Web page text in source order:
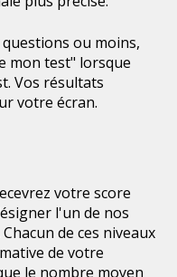
ou moins,
mon test" lorsque
Vos résultats
votre écran.
votre score
l'un de nos
de ces niveaux
de votre
le nombre moyen